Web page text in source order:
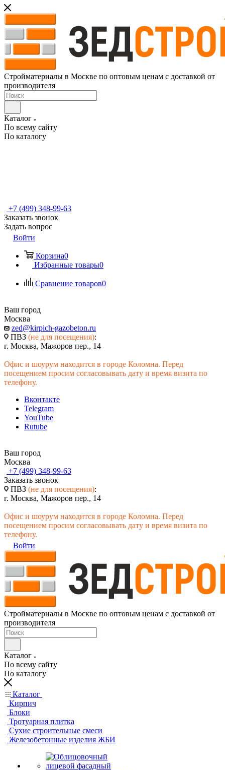
Стройматериалы в Москве по оптовым ценам с доставкой от
производителя
Каталог
По всему сайту
По каталогу
+7 (499) 348-99-63
Заказать звонок
Задать вопрос
Войти
Корзина0
Избранные товары0
Сравнение товаров0
Ваш город
Москва
zed@kirpich-gazobeton.ru
ПВЗ (не для посещения):
г. Москва, Мажоров пер., 14
Офис и шоурум находится в городе Коломна. Перед
посещением просим согласовывать дату и время визита по
телефону.
Вконтакте
Telegram
YouTube
Rutube
Ваш город
Москва
+7 (499) 348-99-63
Заказать звонок
ПВЗ (не для посещения):
г. Москва, Мажоров пер., 14
Офис и шоурум находится в городе Коломна. Перед
посещением просим согласовывать дату и время визита по
телефону.
Войти
Стройматериалы в Москве по оптовым ценам с доставкой от
производителя
Каталог
По всему сайту
По каталогу
Каталог
Кирпич
Блоки
Тротуарная плитка
Сухие строительные смеси
Железобетонные изделия ЖБИ